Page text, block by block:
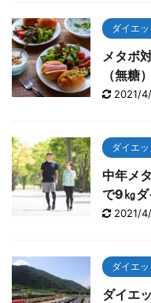
ダイエ
メタボ
（無糖
2021/
ダイエ
中年メ
で9㎏ダ
2021/
ダイエ
ダイエ